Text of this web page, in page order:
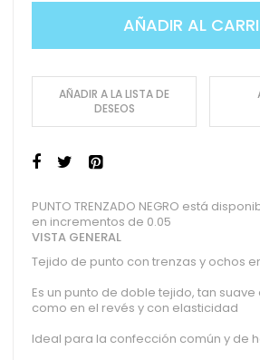
AÑADIR AL
AÑADIR A LA LISTA DE
DESEOS
PUNTO TRENZADO NEGRO está
en incrementos de 0.05
VISTA GENERAL
Tejido de punto con trenzas y ochos
Es un punto de doble tejido, tan
como en el revés y con elasticidad
Ideal para la confección común y de